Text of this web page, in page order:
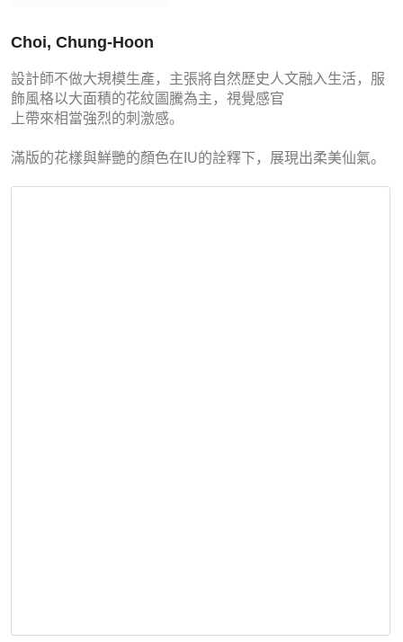
Choi, Chung-Hoon
設計師不做大規模生產，主張將自然歷史人文融入生活，服
飾風格以大面積的花紋圖騰為主，視覺感官
上帶來相當強烈的刺激感。
滿版的花樣與鮮艷的顏色在IU的詮釋下，展現出柔美仙氣。